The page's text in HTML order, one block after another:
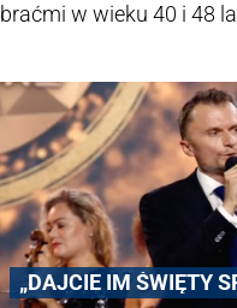
braćmi w wieku 40 i 48
„DAJCIE IM ŚWIĘTY